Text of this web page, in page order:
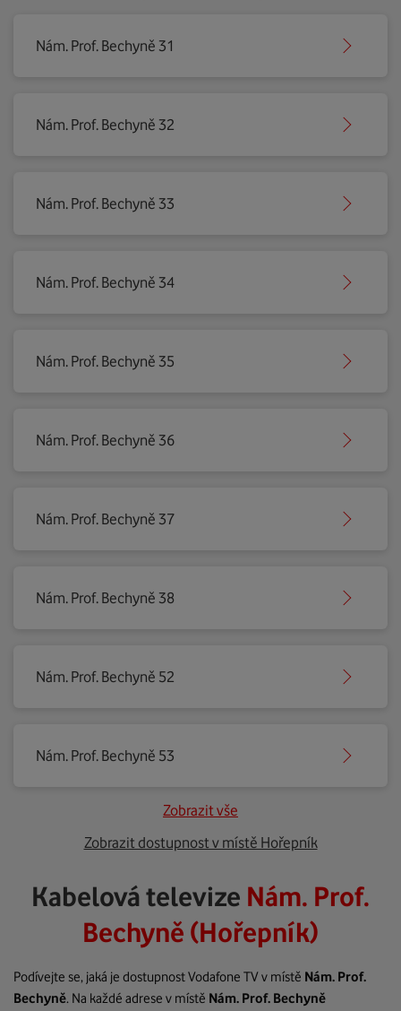
Nám. Prof. Bechyně 31
Nám. Prof. Bechyně 32
Nám. Prof. Bechyně 33
Nám. Prof. Bechyně 34
Nám. Prof. Bechyně 35
Nám. Prof. Bechyně 36
Nám. Prof. Bechyně 37
Nám. Prof. Bechyně 38
Nám. Prof. Bechyně 52
Nám. Prof. Bechyně 53
Zobrazit vše
Zobrazit dostupnost v místě Hořepník
Kabelová televize Nám. Prof.
Bechyně (Hořepník)
Podívejte se, jaká je dostupnost Vodafone TV v místě Nám. Prof.
Bechyně. Na každé adrese v místě Nám. Prof. Bechyně